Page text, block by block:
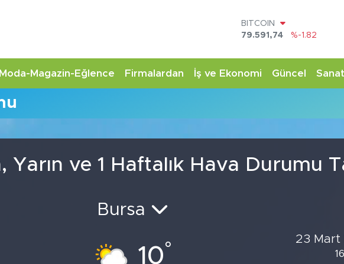
BITCOIN
79.591,74
%-1.82
45,43620
%0.02
EURO
BİST100
Moda-Magazin-Eğlence Firmalardan İş ve Ekonomi Güncel Sanat
Yarın ve 1 Haftalık Hava Durumu
Bursa
10°
23 Mart